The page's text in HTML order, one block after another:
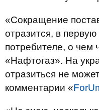
«Сокращение
отразится, в
потребителе, о чем
«Нафтогаз». На
отразиться не
комментарии «